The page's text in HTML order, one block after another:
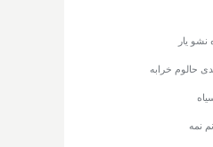
نشو یار
حالوم خرابه
نمه